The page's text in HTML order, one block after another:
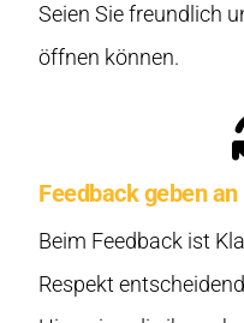
Seien Sie freundlich
öffnen können.
Feedback geben
Beim Feedback ist
Respekt